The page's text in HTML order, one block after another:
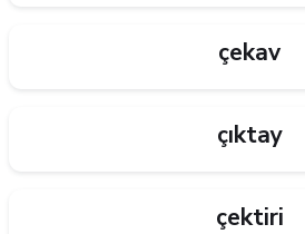
çekav
çıktay
çektiri